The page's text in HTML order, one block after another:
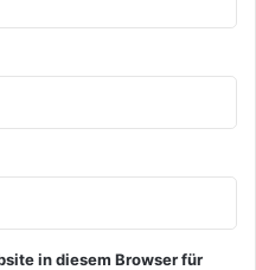
in diesem Browser für